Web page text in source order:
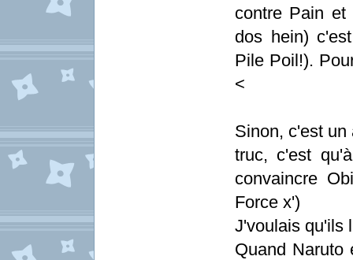
contre Pain
dos hein)
Pile Poil!).
<
Sinon, c'est un
truc, c'est
convaincre
Force x')
J'voulais qu'ils
Quand Naruto